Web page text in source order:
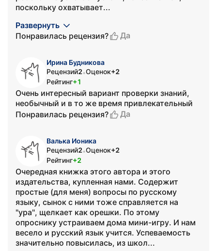
поскольку охватывает...
Развернуть
Понравилась рецензия?
Да
Ирина Будникова
Рецензий2•Оценок+2
Рейтинг+1
Очень интересный вариант проверки знаний,
необычный и в то же время привлекательный
Понравилась рецензия?
Да
Валька Ионика
Рецензий2•Оценок+2
Рейтинг+2
Очередная книжка этого автора и этого
издательства, купленная нами. Содержит
простые (для меня) вопросы по русскому
языку, сынок с ними тоже справляется на
"ура", щелкает как орешки. По этому
опроснику устраиваем дома мини-игру. И нам
весело и русский язык учится. Успеваемость
значительно повысилась, из школ...